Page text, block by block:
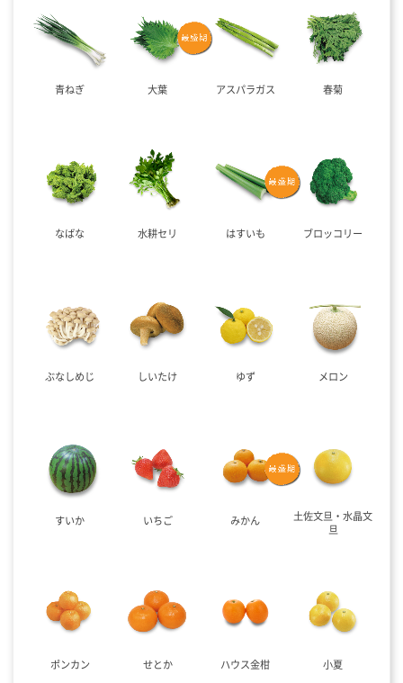
青ねぎ 大葉 アスパラガス 春菊
なばな 水耕セリ はすいも ブロッコリー
ぶなしめじ しいたけ ゆず メロン
すいか いちご みかん
土佐文旦・水晶文
旦
ポンカン せとか ハウス金柑 小夏